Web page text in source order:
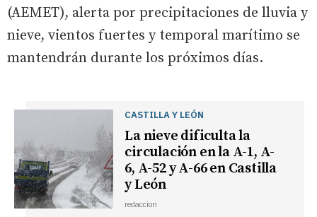
(AEMET), alerta por precipitaciones de lluvia y
nieve, vientos fuertes y temporal marítimo se
mantendrán durante los próximos días.
CASTILLA Y LEÓN
La nieve dificulta la
circulación en la A-1, A-
6, A-52 y A-66 en Castilla
y León
redaccion